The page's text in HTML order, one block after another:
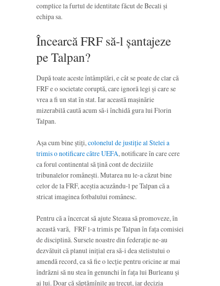
complice la furtul de identitate făcut de Becali și
echipa sa.
Încearcă FRF să-l șantajeze
pe Talpan?
După toate aceste întâmplări, e cât se poate de clar că
FRF e o societate coruptă, care ignoră legi și care se
vrea a fi un stat în stat. Iar această mașinărie
mizerabilă caută acum să-i închidă gura lui Florin
Talpan.
Așa cum bine știți,colonelul de justiție al Stelei a
trimis o notificare către UEFA, notificare în care cere
ca forul continental să țină cont de deciziile
tribunalelor românești. Mutarea nu le-a căzut bine
celor de la FRF, aceștia acuzându-l pe Talpan că a
stricat imaginea fotbalului românesc.
Pentru că a încercat să ajute Steaua să promoveze, în
această vară, FRF l-a trimis pe Talpan în fața comisiei
de disciplină. Sursele noastre din federație ne-au
dezvăluit că planul inițial era să-i dea stelistului o
amendă record, ca să fie o lecție pentru oricine ar mai
îndrăzni să nu stea în genunchi în fața lui Burleanu și
ai lui. Doar că săptămînile au trecut, iar decizia